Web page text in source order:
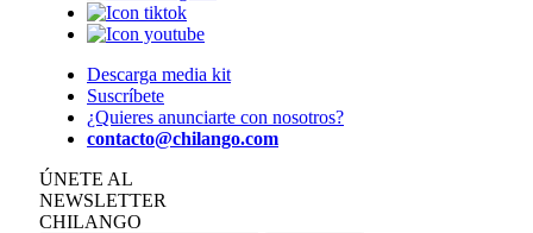
Descarga media kit
Suscríbete
¿Quieres anunciarte con nosotros?
contacto@chilango.com
ÚNETE AL
NEWSLETTER
CHILANGO